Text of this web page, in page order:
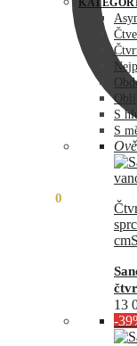
0
S
S
cm
13
-